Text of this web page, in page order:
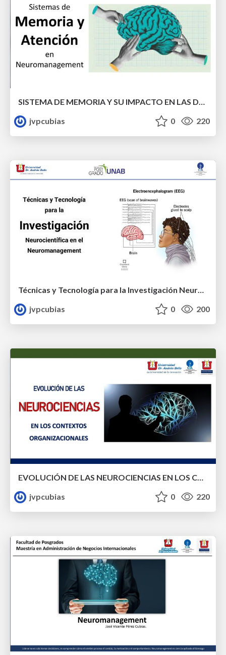
SISTEMA DE MEMORIA Y SU IMPACTO EN LAS DECISIONES.
jvpcubias
0 220
jvpcubias
0 200
EVOLUCIÓN DE LAS NEUROCIENCIAS EN LOS CONTEXTOS ORGANIZACIONALES
jvpcubias
0 220